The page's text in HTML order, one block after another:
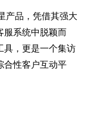
产品，凭借其强大
服系统中脱颖而
具，更是一个集访
合性客户互动平